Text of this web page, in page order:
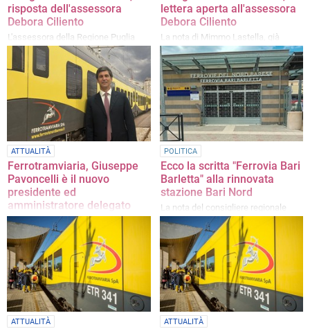
risposta dell'assessora
Debora Ciliento
L'assessora della Regione Puglia
chiede di potenziare le misure di
vigilanza
lettera aperta all'assessora
Debora Ciliento
La nota di Mimmo Lastella, già
portavoce del comitato viaggiatori
FBN Bari e Bat
ATTUALITÀ
Ferrotramviaria, Giuseppe
Pavoncelli è il nuovo
presidente ed
amministratore delegato
Succede ad Antonio Ricco. La
nomina è arrivata venerdì 27 giugno
POLITICA
Ecco la scritta "Ferrovia Bari
Barletta" alla rinnovata
stazione Bari Nord
La nota del consigliere regionale
Ruggiero Mennea
ATTUALITÀ ATTUALITÀ